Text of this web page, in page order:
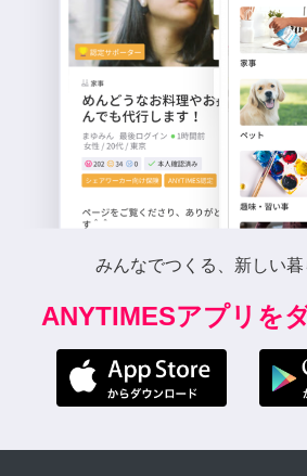
みんなでつくる、新しい暮
ANYTIMESアプリを